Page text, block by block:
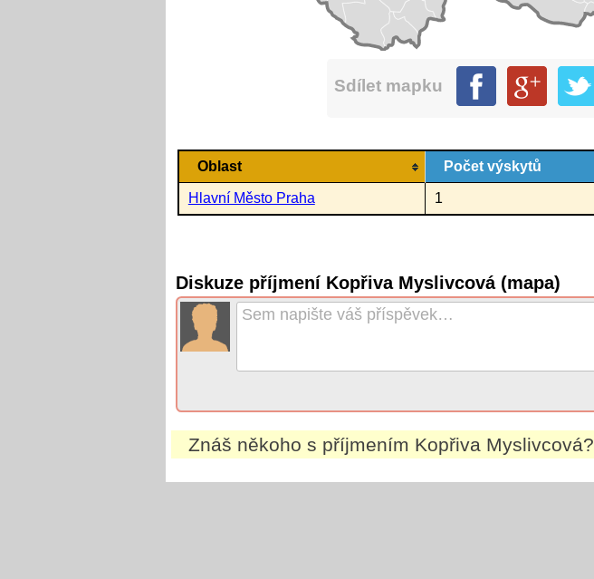
Sdílet mapku
Oblast Počet výskytů
Hlavní Město Praha 1
Diskuze příjmení Kopřiva Myslivcová (mapa)
Znáš někoho s příjmením Kopřiva Myslivcová?